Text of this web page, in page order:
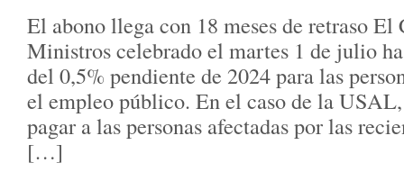
El abono llega con 18 meses de retraso El
Ministros celebrado el martes 1 de julio
del 0,5% pendiente de 2024 para las
el empleo público. En el caso de la
pagar a las personas afectadas por las
[…]